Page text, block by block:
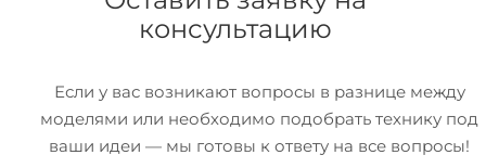
консультацию
Если у вас возникают вопросы в разнице между
моделями или необходимо подобрать технику под
ваши идеи — мы готовы к ответу на все вопросы!